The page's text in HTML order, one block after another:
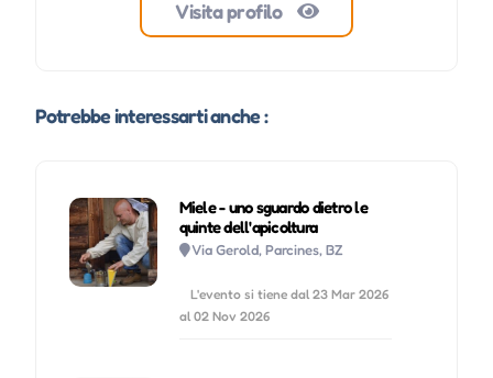
Visita profilo
Potrebbe interessarti anche :
Miele - uno sguardo dietro le
quinte dell'apicoltura
Via Gerold, Parcines, BZ
L'evento si tiene dal 23 Mar 2026
al 02 Nov 2026